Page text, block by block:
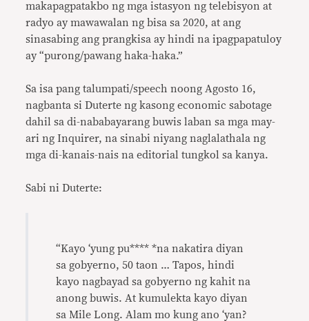
makapagpatakbo ng mga istasyon ng telebisyon at
radyo ay mawawalan ng bisa sa 2020, at ang
sinasabing ang prangkisa ay hindi na ipagpapatuloy
ay “purong/pawang haka-haka.”
Sa isa pang talumpati/speech noong Agosto 16,
nagbanta si Duterte ng kasong economic sabotage
dahil sa di-nababayarang buwis laban sa mga may-
ari ng Inquirer, na sinabi niyang naglalathala ng
mga di-kanais-nais na editorial tungkol sa kanya.
Sabi ni Duterte:
“Kayo ‘yung pu**** *na nakatira diyan
sa gobyerno, 50 taon … Tapos, hindi
kayo nagbayad sa gobyerno ng kahit na
anong buwis. At kumulekta kayo diyan
sa Mile Long. Alam mo kung ano ‘yan?